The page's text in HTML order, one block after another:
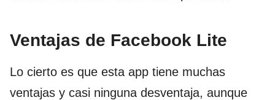
Ventajas de Facebook Lite
Lo cierto es que esta app tiene muchas
ventajas y casi ninguna desventaja, aunque